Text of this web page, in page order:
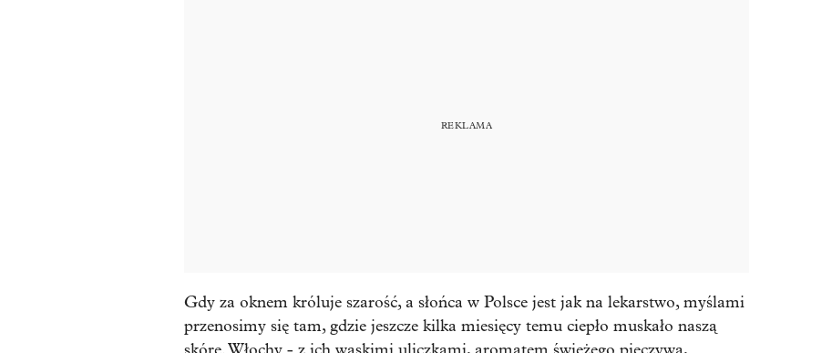
Gdy za oknem króluje szarość, a słońca w Polsce jest jak na lekarstwo, myślami
przenosimy się tam, gdzie jeszcze kilka miesięcy temu ciepło muskało naszą